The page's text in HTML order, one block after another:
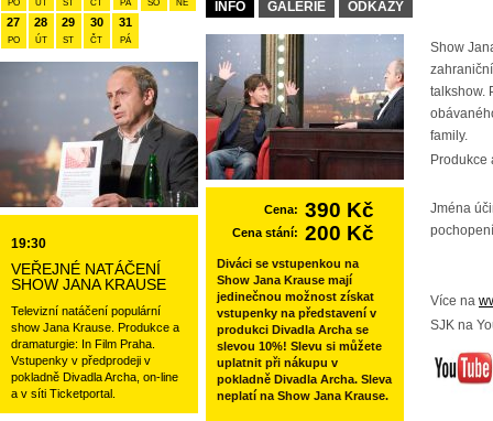
PO ÚT ST ČT PÁ SO NE
27
PO
28
ÚT
29
ST
30
ČT
31
PÁ
19:30
VEŘEJNÉ NATÁČENÍ
SHOW JANA KRAUSE
Televizní natáčení populární
show Jana Krause. Produkce a
dramaturgie: In Film Praha.
Vstupenky v předprodeji v
pokladně Divadla Archa, on-line
a v síti Ticketportal.
INFO GALERIE ODKAZY
Show
talkshow.
family.
Produkce
Jména
Více na
SJK na
Cena: 390 Kč
Cena stání: 200 Kč
Diváci se vstupenkou na
Show Jana Krause mají
jedinečnou možnost získat
vstupenky na představení v
produkci Divadla Archa se
slevou 10%! Slevu si můžete
uplatnit při nákupu v
pokladně Divadla Archa. Sleva
neplatí na Show Jana Krause.